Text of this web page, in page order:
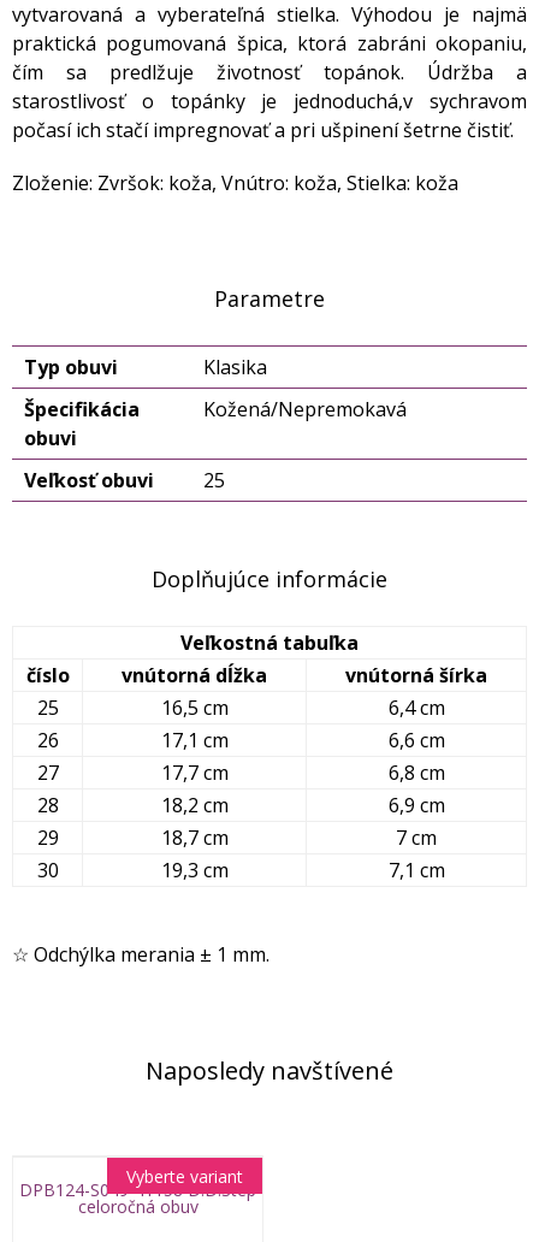
vytvarovaná a vyberateľná stielka. Výhodou je najmä
praktická pogumovaná špica, ktorá zabráni okopaniu,
čím sa predlžuje životnosť topánok. Údržba a
starostlivosť o topánky je jednoduchá,v sychravom
počasí ich stačí impregnovať a pri ušpinení šetrne čistiť.
Zloženie: Zvršok: koža, Vnútro: koža, Stielka: koža
Parametre
Typ obuvi
Klasika
Špecifikácia
obuvi
Kožená/Nepremokavá
Veľkosť obuvi 25
Doplňujúce informácie
Veľkostná tabuľka
číslo
vnútorná dĺžka
vnútorná šírka
25
16,5 cm
6,4 cm
26
17,1 cm
6,6 cm
27
17,7 cm
6,8 cm
28
18,2 cm
6,9 cm
29
18,7 cm
7 cm
30
19,3 cm 7,1 cm
☆ Odchýlka merania ± 1 mm.
Naposledy navštívené
DPB124-S049-41158 D.D.Step
celoročná obuv
Vyberte variant